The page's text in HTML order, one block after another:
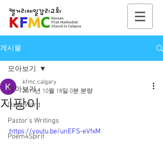
게시물
모아보기
Daily Word
Pastor's Writings
Poem4Spirit
모아보기
지팡이
kfmc.calgary
2019년 10월 18일 0분 분량
https://youtu.be/unEFS-eVfxM